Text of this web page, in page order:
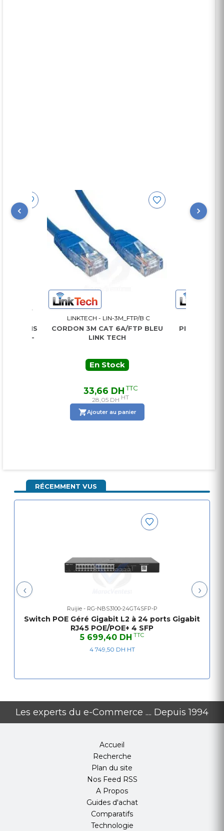
LINKTECH - LIN-3M_FTP/B C
CORDON 3M CAT 6A/FTP BLEU
LINK TECH
En Stock
33,66 DHTTC
28,05 DHHT
Ajouter au panier
PIGTAIL
RÉCEMMENT VUS
‹ ›
Ruijie - RG-NBS3100-24GT4SFP-P
Switch POE Géré Gigabit L2 à 24 ports Gigabit
RJ45 POE/POE+ 4 SFP
5 699,40 DH TTC
4 749,50 DH HT
Les experts du e-Commerce .... Depuis 1994
Accueil
Recherche
Plan du site
Nos Feed RSS
A Propos
Guides d'achat
Comparatifs
Technologie